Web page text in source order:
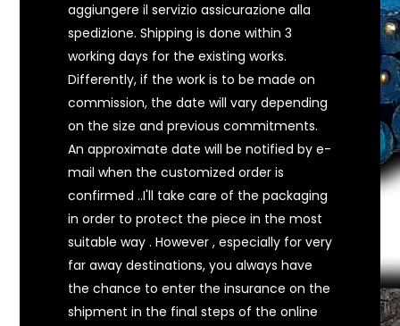
aggiungere il servizio assicurazione alla
spedizione. Shipping is done within 3
working days for the existing works.
Differently, if the work is to be made on
commission, the date will vary depending
on the size and previous commitments.
An approximate date will be notified by e-
mail when the customized order is
confirmed ..I'll take care of the packaging
in order to protect the piece in the most
suitable way . However , especially for very
far away destinations, you always have
the chance to enter the insurance on the
shipment in the final steps of the online